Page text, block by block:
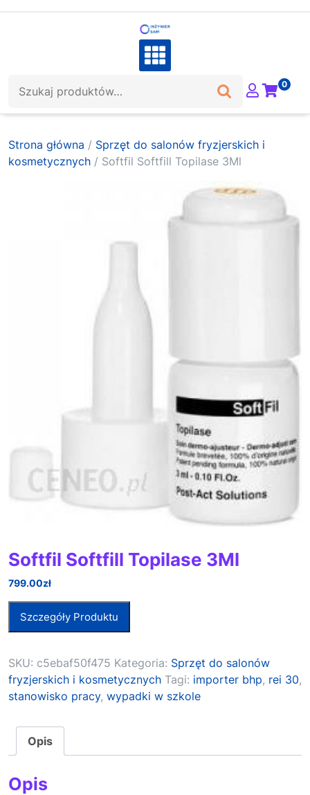
0
Strona główna / Sprzęt do salonów fryzjerskich i
kosmetycznych / Softfil Softfill Topilase 3Ml
Softfil Softfill Topilase 3Ml
799.00zł
Szczegóły Produktu
SKU: c5ebaf50f475 Kategoria: Sprzęt do salonów
fryzjerskich i kosmetycznych Tagi: importer bhp, rei 30,
stanowisko pracy, wypadki w szkole
Opis
Opis